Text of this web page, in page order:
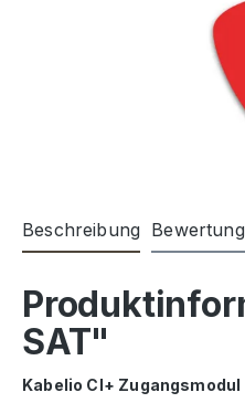
Beschreibung
SAT"
Kabelio CI+